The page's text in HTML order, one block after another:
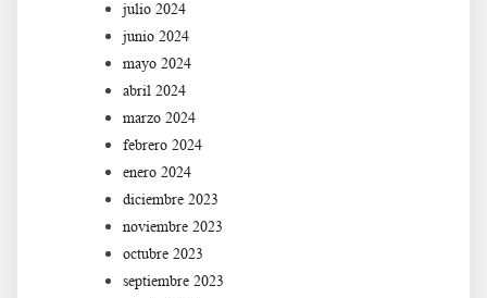
julio 2024
junio 2024
mayo 2024
abril 2024
marzo 2024
febrero 2024
enero 2024
diciembre 2023
noviembre 2023
octubre 2023
septiembre 2023